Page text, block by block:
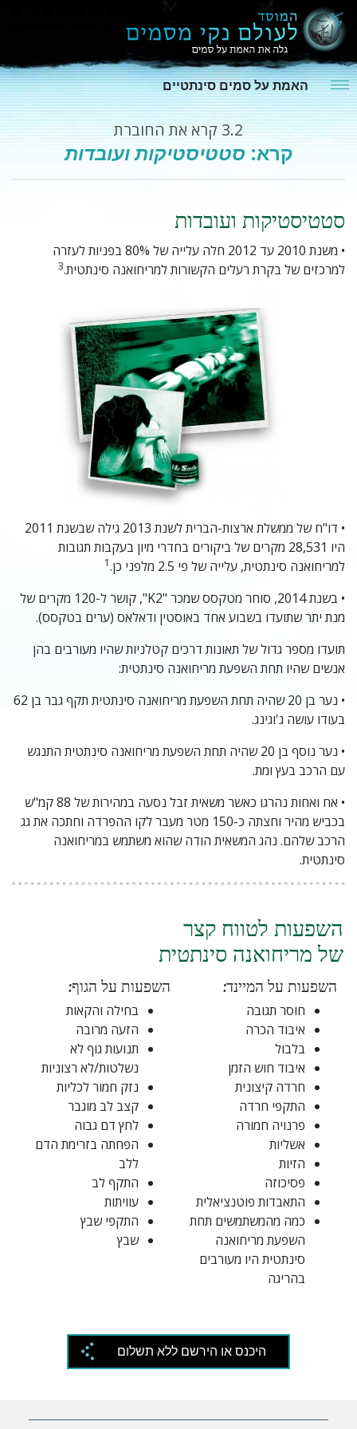
האמת על סמים סינתטיים
3.2 קרא את החוברת
קרא: סטטיסטיקות ועובדות
סטטיסטיקות ועובדות
• משנת 2010 עד 2012 חלה עלייה של 80% בפניות לעזרה
למרכזים של בקרת רעלים הקשורות למריחואנה סינתטית.3
• דו"ח של ממשלת ארצות-הברית לשנת 2013 גילה שבשנת 2011
היו 28,531 מקרים של ביקורים בחדרי מיון בעקבות תגובות
למריחואנה סינתטית, עלייה של פי 2.5 מלפני כן.
1
• בשנת 2014, סוחר מטקסס שמכר "K2", קושר ל-120 מקרים של
מנת יתר שתועדו בשבוע אחד באוסטין ודאלאס (ערים בטקסס).
תועדו מספר גדול של תאונות דרכים קטלניות שהיו מעורבים בהן
אנשים שהיו תחת השפעת מריחואנה סינתטית:
• נער בן 20 שהיה תחת השפעת מריחואנה סינתטית תקף גבר בן 62
בעודו עושה ג'וגינג.
• נער נוסף בן 20 שהיה תחת השפעת מריחואנה סינתטית התנגש
עם הרכב בעץ ומת.
• אח ואחות נהרגו כאשר משאית זבל נסעה במהירות של 88 קמ"ש
בכביש מהיר וחצתה כ-150 מטר מעבר לקו ההפרדה וחתכה את גג
הרכב שלהם. נהג המשאית הודה שהוא משתמש במריחואנה
סינתטית.
השפעות לטווח קצר
של מריחואנה סינתטית
השפעות על המיינד:
חוסר תגובה
איבוד הכרה
בלבול
איבוד חוש הזמן
חרדה קיצונית
התקפי חרדה
פרנויה חמורה
אשליות
הזיות
פסיכוזה
התאבדות פוטנציאלית
כמה מהמשתמשים תחת
השפעת מריחואנה
סינתטית היו מעורבים
בהריגה
השפעות על הגוף:
בחילה והקאות
הזעה מרובה
תנועות גוף לא
נשלטות/לא רצוניות
נזק חמור לכליות
קצב לב מוגבר
לחץ דם גבוה
הפחתה בזרימת הדם
ללב
התקף לב
עוויתות
התקפי שבץ
שבץ
היכנס או הירשם ללא תשלום